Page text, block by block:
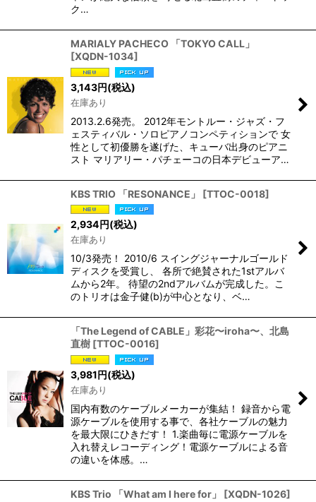
ク…
MARIALY PACHECO 「TOKYO CALL」
[XQDN-1034]
3,143円(税込)
在庫あり
2013.2.6発売。 2012年モントルー・ジャズ・フ
ェスティバル・ソロピアノコンペティションで 女
性として初優勝を遂げた、キューバ出身のピアニ
スト マリアリー・パチェーコの日本デビューア…
KBS TRIO 「RESONANCE」 [TTOC-0018]
2,934円(税込)
在庫あり
10/3発売！ 2010/6 スイングジャーナルゴールド
ディスクを受賞し、 各所で絶賛された1stアルバ
ムから2年。 待望の2ndアルバムが完成した。こ
のトリオは金子健(b)が中心となり、ベ…
「The Legend of CABLE」彩花〜iroha〜、北島
直樹 [TTOC-0016]
3,981円(税込)
在庫あり
国内有数のケーブルメーカーが集結！ 録音から電
源ケーブルを使用する事で、各社ケーブルの魅力
を最大限にひきだす！ 1.楽曲毎に電源ケーブルを
入れ替えレコーディング！電源ケーブルによる音
の違いを体感。…
KBS Trio 「What am I here for」 [XQDN-1026]